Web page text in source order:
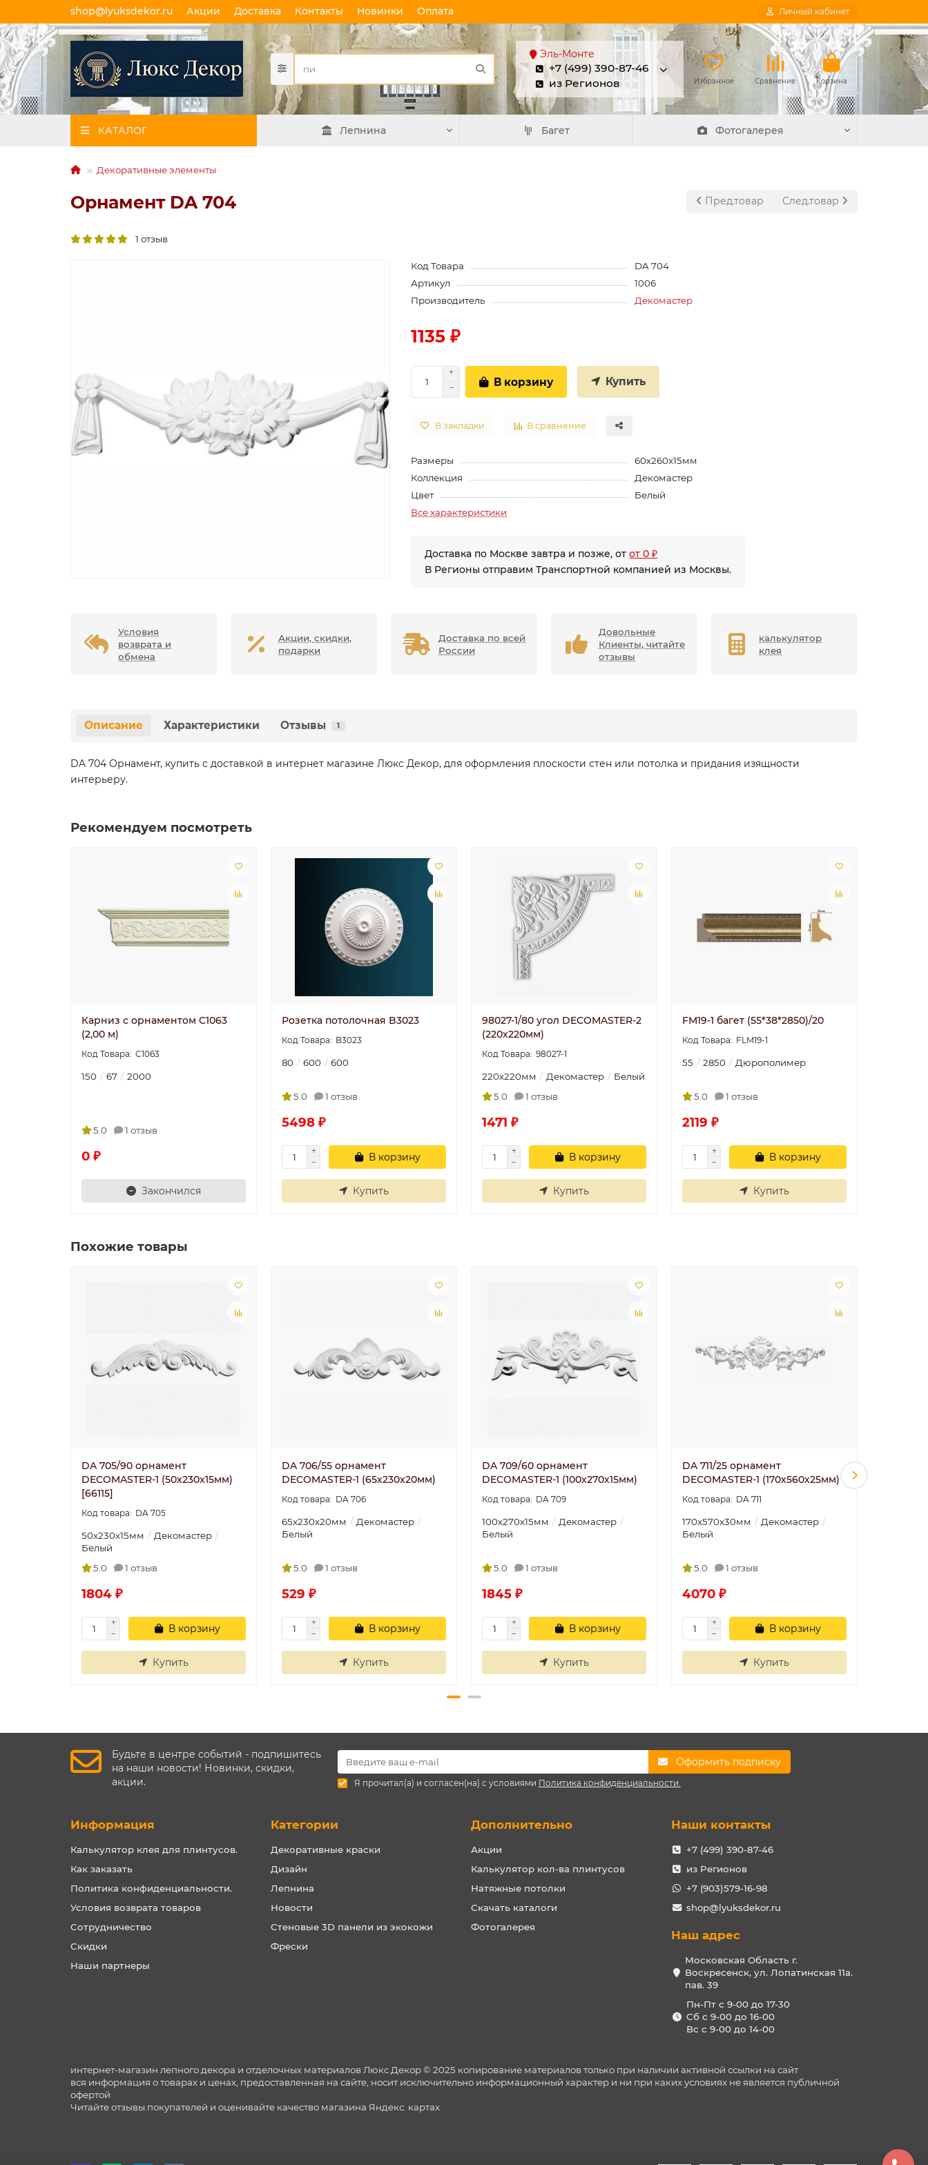
shop@lyuksdekor.ru Акции Доставка Контакты Новинки Оплата Личный кабинет
Эль-Монте
+7 (499) 390-87-46
из Регионов
Избранное Сравнение Корзина
КАТАЛОГ Лепнина Багет Фотогалерея
Декоративные элементы
Пред.товар След.товар
Орнамент DA 704
1 отзыв
Код Товара
DA 704
Артикул
1006
Производитель
Декомастер
1135 ₽
В корзину Купить
В закладки В сравнение
Размеры
60х260х15мм
Коллекция
Декомастер
Цвет
Белый
Все характеристики
Доставка по Москве завтра и позже, отот 0 ₽
В Регионы отправим Транспортной компанией из Москвы.
Условия
возврата и
обмена
Акции, скидки,
подарки
Доставка по всей
России
Довольные
Клиенты, читайте
отзывы
калькулятор
клея
Описание Характеристики Отзывы 1
DA 704 Орнамент, купить с доставкой в интернет магазине Люкс Декор, для оформления плоскости стен или потолка и придания изящности
интерьеру.
Рекомендуем посмотреть
Карниз с орнаментом C1063
(2,00 м)
C1063
150 67 2000
5.0 1 отзыв
0 ₽
Закончился
Розетка потолочная B3023
B3023
80 600 600
5.0 1 отзыв
5498 ₽
В корзину
Купить
98027-1/80 угол DECOMASTER-2
(220х220мм)
98027-1
220х220мм Декомастер
Белый
5.0
1 отзыв
1471 ₽
В корзину
Купить
FM19-1 багет (55*38*2850)/20
FLM19-1
55 2850 Дюрополимер
5.0 1 отзыв
2119 ₽
В корзину
Купить
Похожие товары
DA 705/90 орнамент
DECOMASTER-1 (50х230х15мм)
[66115]
DA 705
50х230х15мм
Декомастер
Белый
5.0
1 отзыв
1804 ₽
В корзину
Купить
DA 706/55 орнамент
DECOMASTER-1 (65х230х20мм)
DA 706
65х230х20мм
Декомастер
Белый
5.0 1 отзыв
529 ₽
В корзину
Купить
DA 709/60 орнамент
DECOMASTER-1 (100х270х15мм)
DA 709
100х270х15мм
Декомастер
Белый
5.0 1 отзыв
1845 ₽
В корзину
Купить
DA 711/25 орнамент
DECOMASTER-1 (170х560х25мм)
DA 711
170х570х30мм
Декомастер
Белый
5.0 1 отзыв
4070 ₽
В корзину
Купить
Будьте в центре событий - подпишитесь
на наши новости! Новинки, скидки,
акции.
Оформить подписку
Я прочитал(а) и согласен(на) с условиями Политика конфиденциальности.
Информация
Калькулятор клея для плинтусов.
Как заказать
Политика конфиденциальности.
Условия возврата товаров
Сотрудничество
Скидки
Наши партнеры
Категории
Декоративные краски
Дизайн
Лепнина
Новости
Стеновые 3D панели из экокожи
Фрески
Дополнительно
Акции
Калькулятор кол-ва плинтусов
Натяжные потолки
Скачать каталоги
Фотогалерея
Наши контакты
+7 (499) 390-87-46
из Регионов
+7 (903)579-16-98
shop@lyuksdekor.ru
Наш адрес
Московская Область г.
Воскресенск, ул. Лопатинская 11а.
пав. 39
Пн-Пт с 9-00 до 17-30
Сб с 9-00 до 16-00
Вс с 9-00 до 14-00
интернет-магазин лепного декора и отделочных материалов Люкс Декор © 2025 копирование материалов только при наличии активной ссылки на сайт
вся информация о товарах и ценах, предоставленная на сайте, носит исключительно информационный характер и ни при каких условиях не является публичной
офертой
Читайте отзывы покупателей и оценивайте качество магазина Яндекс. картах